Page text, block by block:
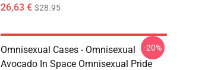
26,63 € $28.95
Omnisexual Cases - Omnisexual
Avocado In Space Omnisexual Pride
-20%